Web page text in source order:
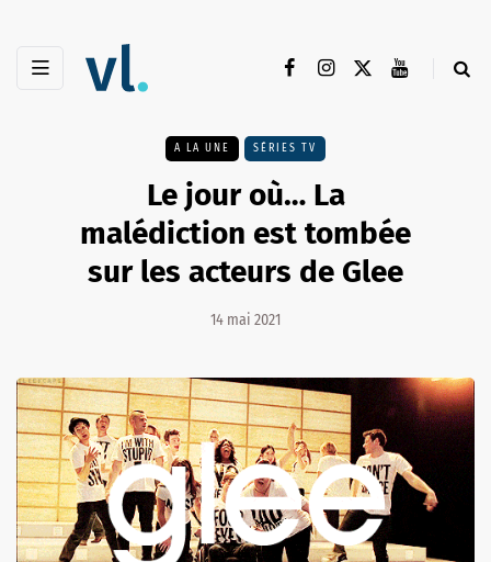
A LA UNE SÉRIES TV
Le jour où… La
malédiction est tombée
sur les acteurs de Glee
14 mai 2021